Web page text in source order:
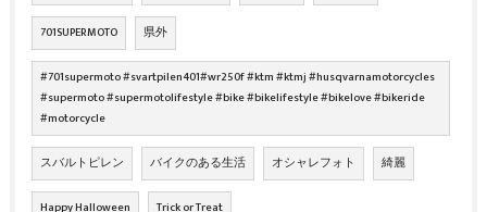
701SUPERMOTO 県外
#701supermoto #svartpilen401#wr250f #ktm #ktmj #husqvarnamotorcycles
#supermoto #supermotolifestyle #bike #bikelifestyle #bikelove #bikeride
#motorcycle
スバルトピレン バイクのある生活 オシャレフォト 綺麗
Happy Halloween Trick or Treat